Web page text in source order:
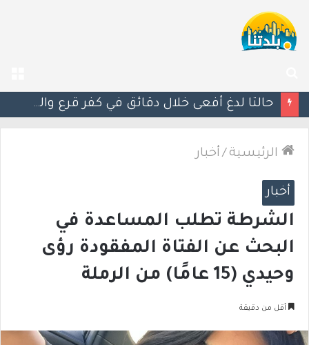
عن
مصرع الفتى محمد جمعة القرناوي (17 عامًا) في حادث سير مروّع في عرعرة النقب
الرئيسية / أخبار
أخبار
الشرطة تطلب المساعدة في
البحث عن الفتاة المفقودة رؤى
وحيدي (15 عامًا) من الرملة
أقل من دقيقة